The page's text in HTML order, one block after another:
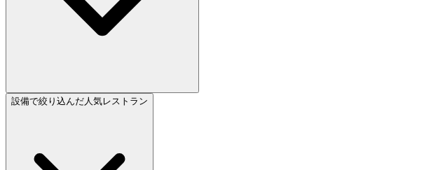
設備で絞り込んだ人気レストラン